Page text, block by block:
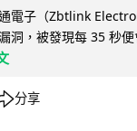
電子（Zbtlink
洞，被發現每 35 秒
分享